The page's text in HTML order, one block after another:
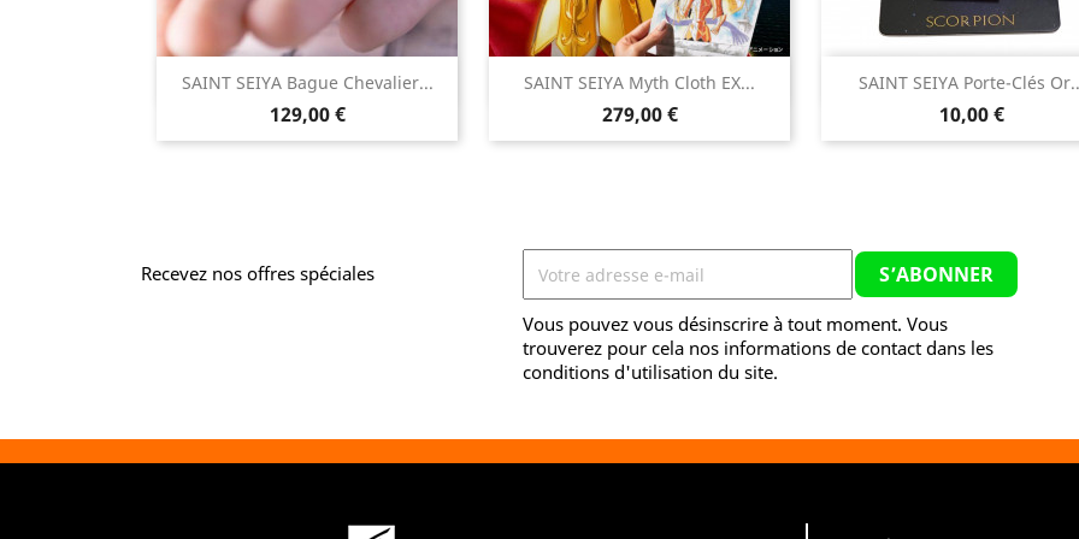
SAINT SEIYA Bague Chevalier...
Prix
129,00 €
Aperçu rapide SAINT SEIYA Myth Cloth EX...
Prix
279,00 €
Aperçu rapide SAINT SEIYA Porte-Clés
Prix
10,00 €
Aperçu rapide
Recevez nos offres spéciales
Vous pouvez vous désinscrire à tout moment. Vous
trouverez pour cela nos informations de contact dans les
conditions d'utilisation du site.